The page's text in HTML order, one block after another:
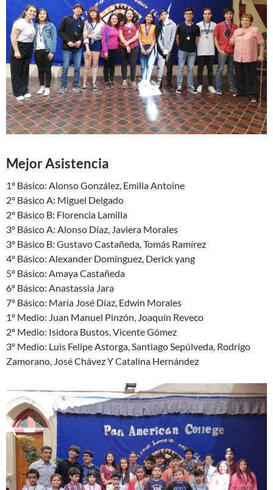
Mejor Asistencia
1º Básico: Alonso González, Emilia Antoine
2º Básico A: Miguel Delgado
2º Básico B: Florencia Lamilla
3º Básico A: Alonso Díaz, Javiera Morales
3º Básico B: Gustavo Castañeda, Tomás Ramírez
4º Básico: Alexander Domínguez, Derick yang
5º Básico: Amaya Castañeda
6º Básico: Anastassia Jara
7º Básico: María José Díaz, Edwin Morales
1º Medio: Juan Manuel Pinzón, Joaquín Reveco
2º Medio: Isidora Bustos, Vicente Gómez
3º Medio: Luis Felipe Astorga, Santiago Sepúlveda, Rodrigo
Zamorano, José Chávez Y Catalina Hernández